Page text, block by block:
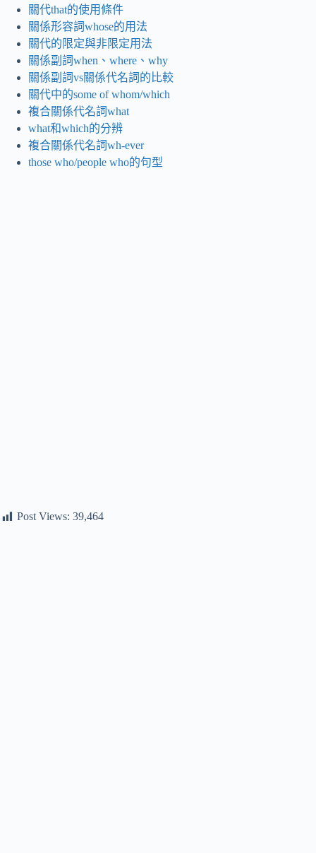
關代that的使用條件
關係形容詞whose的用法
關代的限定與非限定用法
關係副詞when、where、why
關係副詞vs關係代名詞的比較
關代中的some of whom/which
複合關係代名詞what
what和which的分辨
複合關係代名詞wh-ever
those who/people who的句型
Post Views: 39,464